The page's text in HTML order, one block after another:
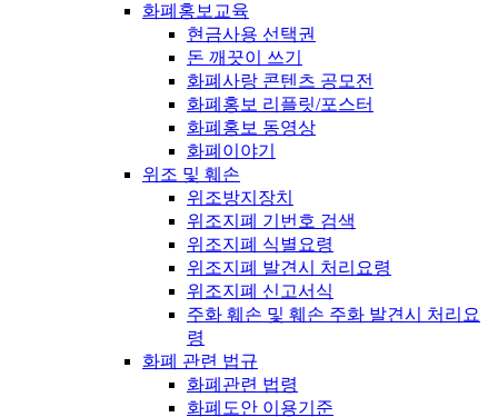
화폐홍보교육
현금사용 선택권
돈 깨끗이 쓰기
화폐사랑 콘텐츠 공모전
화폐홍보 리플릿/포스터
화폐홍보 동영상
화폐이야기
위조 및 훼손
위조방지장치
위조지폐 기번호 검색
위조지폐 식별요령
위조지폐 발견시 처리요령
위조지폐 신고서식
주화 훼손 및 훼손 주화 발견시 처리요
령
화폐 관련 법규
화폐관련 법령
화폐도안 이용기준